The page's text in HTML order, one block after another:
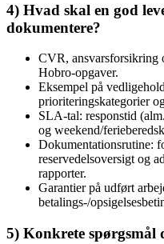
4) Hvad skal en god
dokumentere?
CVR, ansvarsforsikring
Hobro‑opgaver.
Eksempel på
prioriteringskategorier
SLA‑tal: responstid
og weekend/
Dokumentationsrutine:
reservedelsoversigt og
rapporter.
Garantier på udført
betalings‑/
5) Konkrete spørgsmål